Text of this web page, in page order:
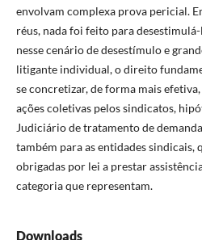
envolvam complexa prova pericial.
réus, nada foi feito para
nesse cenário de desestímulo e
litigante individual, o direito
se concretizar, de forma mais
ações coletivas pelos sindicatos,
Judiciário de tratamento de
também para as entidades sindicais,
obrigadas por lei a prestar
categoria que representam.
Downloads